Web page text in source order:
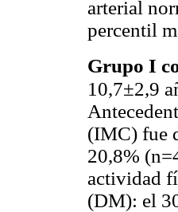
arterial
percentil
Grupo I
10,7±2,9
(IMC) fue
20,8%
actividad
(DM): el